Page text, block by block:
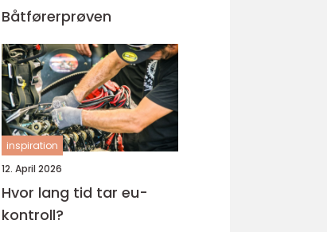
Båtførerprøven
inspiration
12. April 2026
Hvor lang tid tar eu-
kontroll?